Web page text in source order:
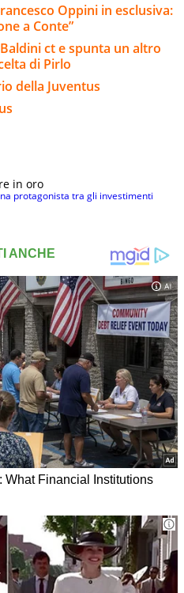
Oppini in esclusiva:
a Conte”
ct e spunta un altro
di Pirlo
della Juventus
in oro
protagonista tra gli investimenti